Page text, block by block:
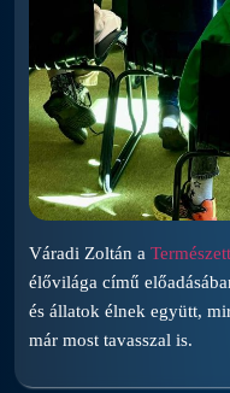
Váradi Zoltán a
élővilága című
és állatok élnek együtt,
már most tavasszal is.